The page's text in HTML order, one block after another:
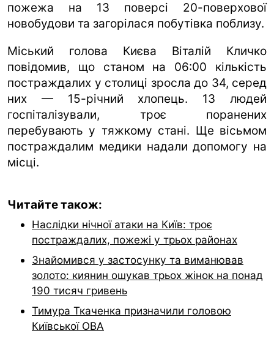
пожежа на 13 поверсі 20-поверхової
новобудови та загорілася побутівка поблизу.
Міський голова Києва Віталій Кличко
повідомив, що станом на 06:00 кількість
постраждалих у столиці зросла до 34, серед
них — 15-річний хлопець. 13 людей
госпіталізували, троє поранених
перебувають у тяжкому стані. Ще вісьмом
постраждалим медики надали допомогу на
місці.
Читайте також:
Наслідки нічної атаки на Київ: троє
постраждалих, пожежі у трьох районах
Знайомився у застосунку та виманював
золото: киянин ошукав трьох жінок на понад
190 тисяч гривень
Тимура Ткаченка призначили головою
Київської ОВА